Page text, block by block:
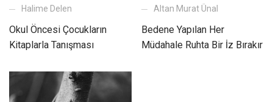
Halime Delen
Okul Öncesi Çocukların
Kitaplarla Tanışması
Altan Murat Ünal
Bedene Yapılan Her
Müdahale Ruhta Bir İz Bırakır